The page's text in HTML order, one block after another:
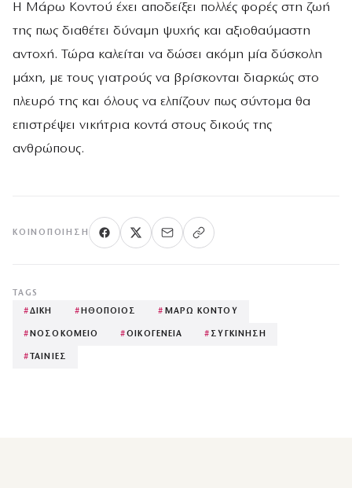
Η Μάρω Κοντού έχει αποδείξει πολλές φορές στη ζωή
της πως διαθέτει δύναμη ψυχής και αξιοθαύμαστη
αντοχή. Τώρα καλείται να δώσει ακόμη μία δύσκολη
μάχη, με τους γιατρούς να βρίσκονται διαρκώς στο
πλευρό της και όλους να ελπίζουν πως σύντομα θα
επιστρέψει νικήτρια κοντά στους δικούς της
ανθρώπους.
ΚΟΙΝΟΠΟΊΗΣΗ
TAGS
#ΔΙΚΗ #ΗΘΟΠΟΙΟΣ # ΜΑΡΩ ΚΟΝΤΟΥ
#ΝΟΣΟΚΟΜΕΙΟ #ΟΙΚΟΓΕΝΕΙΑ # ΣΥΓΚΙΝΗΣΗ
# ΤΑΙΝΙΕΣ